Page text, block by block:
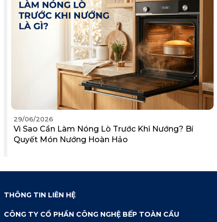
29/06/2026
Vì Sao Cần Làm Nóng Lò Trước Khi Nướng? Bí
Quyết Món Nướng Hoàn Hảo
THÔNG TIN LIÊN HỆ
CÔNG TY CỔ PHẦN CÔNG NGHỆ BẾP TOÀN CẦU